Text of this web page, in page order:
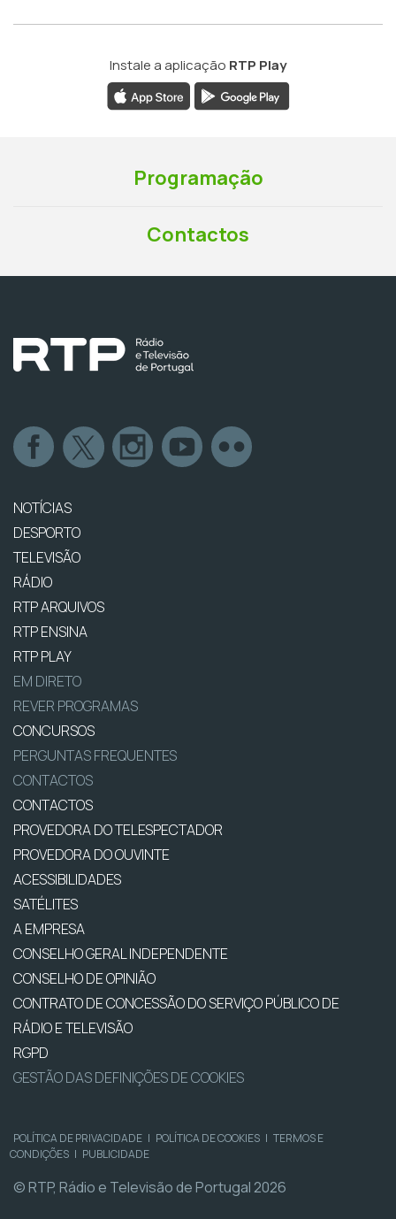
Instale a aplicação RTP Play
Programação
Contactos
NOTÍCIAS
DESPORTO
TELEVISÃO
RÁDIO
RTP ARQUIVOS
RTP ENSINA
RTP PLAY
EM DIRETO
REVER PROGRAMAS
CONCURSOS
PERGUNTAS FREQUENTES
CONTACTOS
CONTACTOS
PROVEDORA DO TELESPECTADOR
PROVEDORA DO OUVINTE
ACESSIBILIDADES
SATÉLITES
A EMPRESA
CONSELHO GERAL INDEPENDENTE
CONSELHO DE OPINIÃO
CONTRATO DE CONCESSÃO DO SERVIÇO PÚBLICO DE
RÁDIO E TELEVISÃO
RGPD
GESTÃO DAS DEFINIÇÕES DE COOKIES
POLÍTICA DE PRIVACIDADE | POLÍTICA DE COOKIES | TERMOS E
CONDIÇÕES | PUBLICIDADE
© RTP, Rádio e Televisão de Portugal 2026